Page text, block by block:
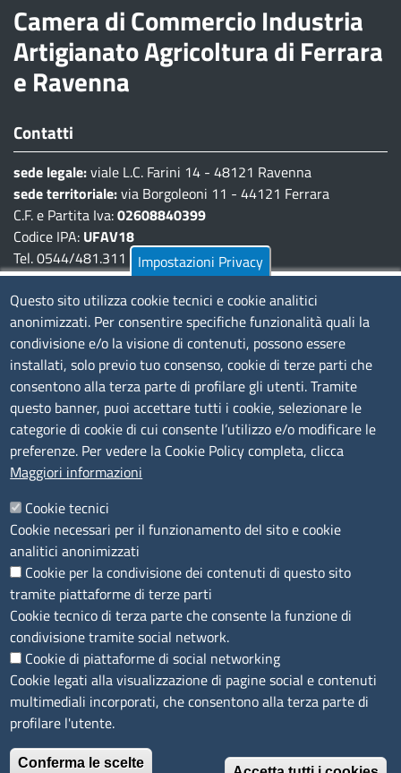
Camera di Commercio Industria
Artigianato Agricoltura di Ferrara
e Ravenna
Contatti
sede legale:viale L.C. Farini 14 - 48121 Ravenna
sede territoriale:via Borgoleoni 11 - 44121 Ferrara
C.F. e Partita Iva:02608840399
Codice IPA: UFAV18
Tel. 0544/481.311 - 0532/783.711
Pec:cciaa@pec.fera.camcom.it
Amministrazione Trasparente
Bandi di gara
Bilanci
Concorsi e selezioni
Procedimenti
Provvedimenti
Seguici su
Sito web
Accesso riservato
Mappa del sito
Menù privacy
Cookie Note legali
Privacy
Dichiarazione di Accessibilità
Impostazioni Privacy
Questo sito utilizza cookie tecnici e cookie analitici
anonimizzati. Per consentire specifiche funzionalità quali la
condivisione e/o la visione di contenuti, possono essere
installati, solo previo tuo consenso, cookie di terze parti che
consentono alla terza parte di profilare gli utenti. Tramite
questo banner, puoi accettare tutti i cookie, selezionare le
categorie di cookie di cui consente l’utilizzo e/o modificare le
preferenze. Per vedere la Cookie Policy completa, clicca
Maggiori informazioni
Cookie tecnici
Cookie necessari per il funzionamento del sito e cookie
analitici anonimizzati
Cookie per la condivisione dei contenuti di questo sito
tramite piattaforme di terze parti
Cookie tecnico di terza parte che consente la funzione di
condivisione tramite social network.
Cookie di piattaforme di social networking
Cookie legati alla visualizzazione di pagine social e contenuti
multimediali incorporati, che consentono alla terza parte di
profilare l'utente.
Conferma le scelte